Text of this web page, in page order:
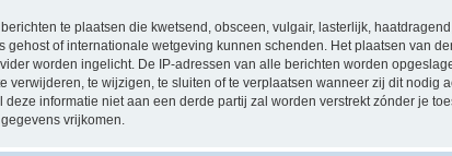
te plaatsen die kwetsend, obsceen, vulgair, lasterlijk,
gehost of internationale wetgeving kunnen schenden. Het plaatsen van
worden ingelicht. De IP-adressen van alle berichten worden
verwijderen, te wijzigen, te sluiten of te verplaatsen wanneer zij dit
deze informatie niet aan een derde partij zal worden verstrekt zónder je
vrijkomen.